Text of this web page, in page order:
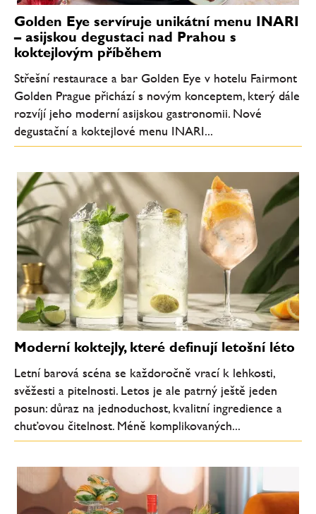
Golden Eye servíruje unikátní menu INARI
– asijskou degustaci nad Prahou s
koktejlovým příběhem
Střešní restaurace a bar Golden Eye v hotelu Fairmont
Golden Prague přichází s novým konceptem, který dále
rozvíjí jeho moderní asijskou gastronomii. Nové
degustační a koktejlové menu INARI...
Moderní koktejly, které definují letošní léto
Letní barová scéna se každoročně vrací k lehkosti,
svěžesti a pitelnosti. Letos je ale patrný ještě jeden
posun: důraz na jednoduchost, kvalitní ingredience a
chuťovou čitelnost. Méně komplikovaných...